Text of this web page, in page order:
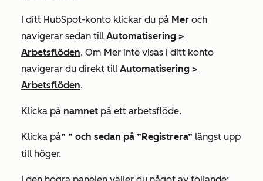
I ditt HubSpot-konto klickar du på Mer och
navigerar sedan till Automatisering >
Arbetsflöden. Om Mer inte visas i ditt konto
navigerar du direkt till Automatisering >
Arbetsflöden.
Klicka på namnet på ett arbetsflöde.
Klicka på” ” och sedan på ”Registrera” längst upp
till höger.